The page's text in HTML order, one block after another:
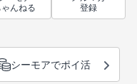
ゃんねる
登録
シーモアでポイ活